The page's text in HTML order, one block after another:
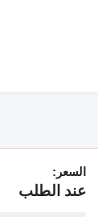
السعر:
عند الطلب